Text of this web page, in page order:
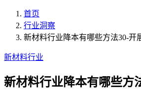
首页
行业洞察
新材料行业降本有哪些方法30-开
新材料行业
新材料行业降本有哪些方